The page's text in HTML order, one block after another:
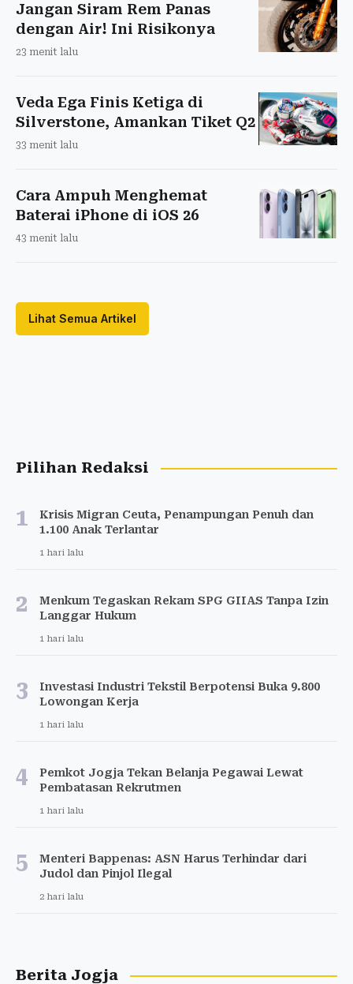
Jangan Siram Rem Panas
dengan Air! Ini Risikonya
23 menit lalu
Veda Ega Finis Ketiga di
Silverstone, Amankan Tiket Q2
33 menit lalu
Cara Ampuh Menghemat
Baterai iPhone di iOS 26
43 menit lalu
Lihat Semua Artikel
Pilihan Redaksi
1
Krisis Migran Ceuta, Penampungan Penuh dan
1.100 Anak Terlantar
1 hari lalu
2
Menkum Tegaskan Rekam SPG GIIAS Tanpa Izin
Langgar Hukum
1 hari lalu
3
Investasi Industri Tekstil Berpotensi Buka 9.800
Lowongan Kerja
1 hari lalu
4
Pemkot Jogja Tekan Belanja Pegawai Lewat
Pembatasan Rekrutmen
1 hari lalu
5
Menteri Bappenas: ASN Harus Terhindar dari
Judol dan Pinjol Ilegal
2 hari lalu
Berita Jogja